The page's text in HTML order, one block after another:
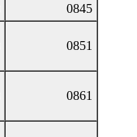
0845
0851
0861